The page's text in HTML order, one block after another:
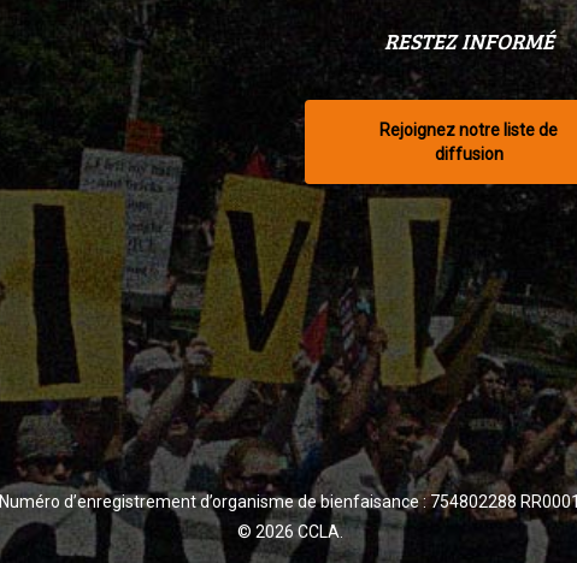
RESTEZ INFORMÉ
Rejoignez notre liste de
diffusion
Numéro d’enregistrement d’organisme de bienfaisance : 754802288
© 2026 CCLA.